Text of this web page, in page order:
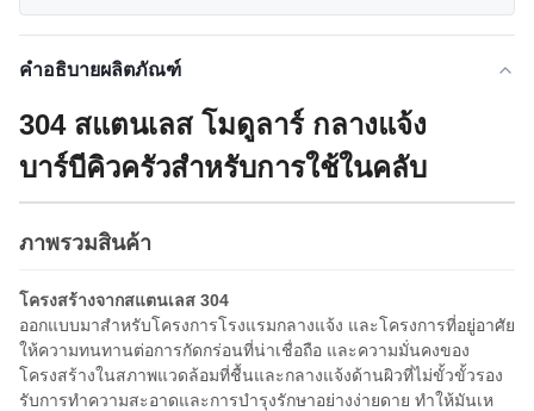
คำอธิบายผลิตภัณฑ์
304 สแตนเลส โมดูลาร์ กลางแจ้ง
บาร์บีคิวครัวสําหรับการใช้ในคลับ
ภาพรวมสินค้า
โครงสร้างจากสแตนเลส 304
ออกแบบมาสําหรับโครงการโรงแรมกลางแจ้ง และโครงการที่อยู่อาศัย
ให้ความทนทานต่อการกัดกร่อนที่น่าเชื่อถือ และความมั่นคงของ
โครงสร้างในสภาพแวดล้อมที่ชื้นและกลางแจ้งด้านผิวที่ไม่ขั้วขั้วรอง
รับการทําความสะอาดและการบํารุงรักษาอย่างง่ายดาย ทําให้มันเห